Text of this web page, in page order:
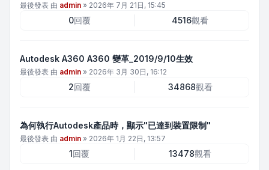
最後發表 由 admin » 2026年 7月 21日, 15:45
0回覆 4516觀看
Autodesk A360 A360 變革_2019/9/10生效
最後發表 由 admin » 2026年 3月 30日, 16:12
2回覆 34868觀看
為何執行Autodesk產品時，顯示"已達到裝置限制"
最後發表 由 admin » 2026年 1月 22日, 13:57
1回覆 13478觀看